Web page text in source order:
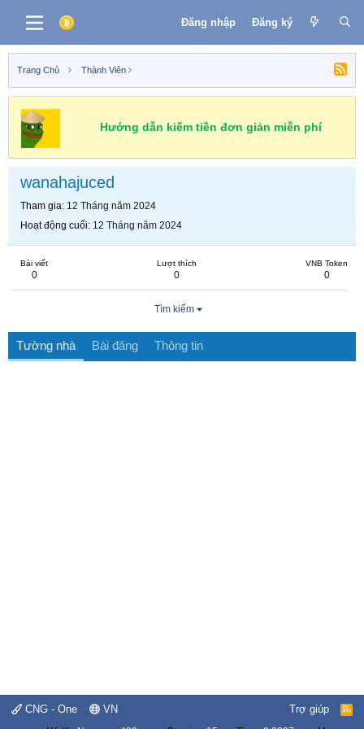
Đăng nhập Đăng ký
Trang Chủ Thành Viên
Hướng dẫn kiếm tiền đơn giản miễn phí
wanahajuced
Tham gia 12 Tháng năm 2024
Hoạt động cuối 12 Tháng năm 2024
Bài viết
0
Lượt thích
0
VNB Token
0
Tìm kiếm
Tường nhà Bài đăng Thông tin
CNG - One VN Trợ giúp
R